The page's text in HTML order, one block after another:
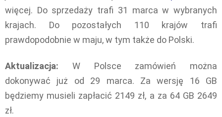
więcej. Do sprzedaży trafi 31 marca w wybranych
krajach. Do pozostałych 110 krajów trafi
prawdopodobnie w maju, w tym także do Polski.
Aktualizacja: W Polsce zamówień można
dokonywać już od 29 marca. Za wersję 16 GB
będziemy musieli zapłacić 2149 zł, a za 64 GB 2649
zł.